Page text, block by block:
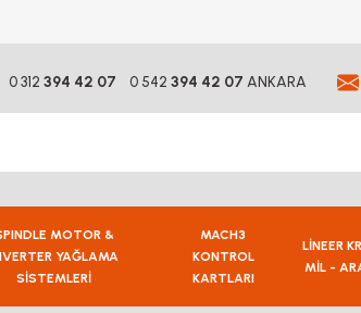
0 312 394 42 07 0 542 394 42 07 ANKARA
MOTOR &
YAĞLAMA
SİSTEMLERİ
MACH3
KONTROL
KARTLARI
LİNEER
MİL -